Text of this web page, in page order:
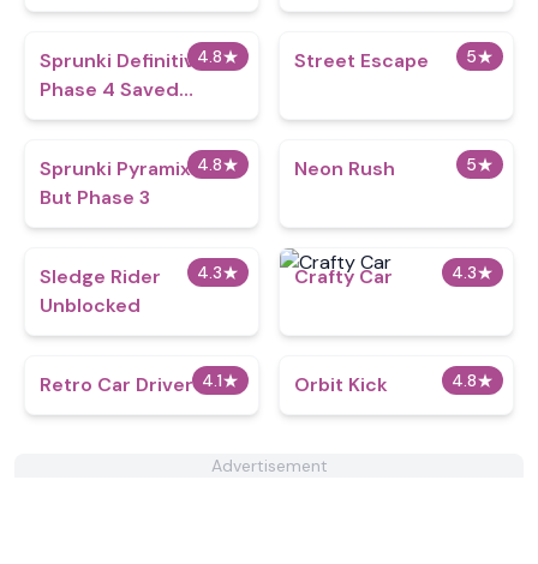
4.8★
Sprunki Definitive
Phase 4 Saved
Archive
5★
Street Escape
4.8★
Sprunki Pyramixed
But Phase 3
5★
Neon Rush
4.3★
Sledge Rider
Unblocked
4.3★
Crafty Car
4.1★
Retro Car Driver 4.8★
Orbit Kick
Advertisement